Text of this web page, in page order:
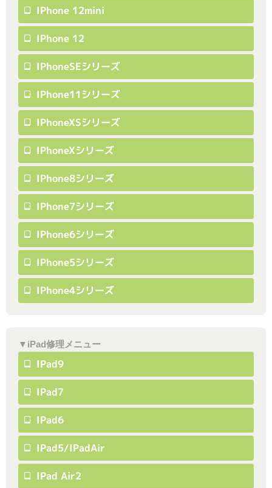
IPhone 12mini
IPhone 12
IPhoneSEシリーズ
IPhone11シリーズ
IPhoneXSシリーズ
IPhoneXシリーズ
IPhone8シリーズ
IPhone7シリーズ
IPhone6シリーズ
IPhone5シリーズ
IPhone4シリーズ
▼iPad修理メニュー
IPad9
IPad7
IPad6
IPad5/iPadAir
IPad Air2